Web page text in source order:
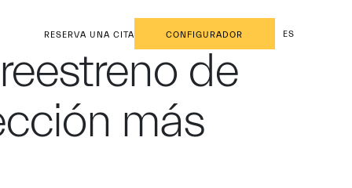
RESERVA UNA CITA CONFIGURADOR ES
de
más